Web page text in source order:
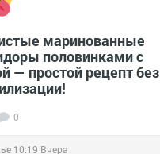
маринованные
половинками с
— простой рецепт без
0
10:19 Вчера